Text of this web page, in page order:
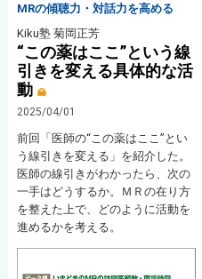
MRの傾聴力・対話力を高める
Kiku塾 菊岡正芳
“この薬はここ”という線
引きを変える具体的な活
動
2025/04/01
前回「医師の“この薬はここ”とい
う線引きを変える」を紹介した。
医師の線引きがわかったら、次の
一手はどうするか。ＭＲの在り方
を整えた上で、どのように活動を
進めるかを考える。